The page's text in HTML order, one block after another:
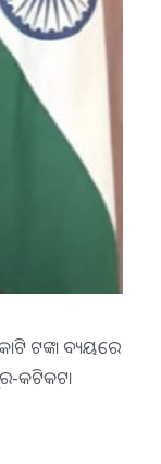
ଟଙ୍କା ବ୍ୟୟରେ
କଟିକଟା